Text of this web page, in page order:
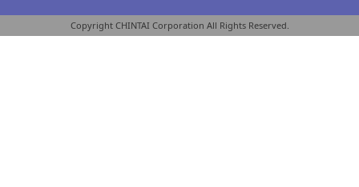
Copyright CHINTAI Corporation All Rights Reserved.